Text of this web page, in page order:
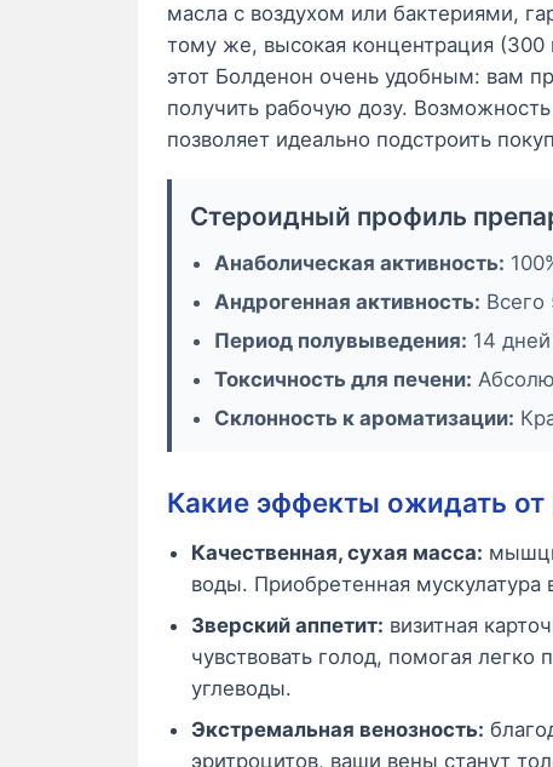
масла с воздухом или бактериями,
тому же, высокая концентрация
этот Болденон очень удобным: вам
получить рабочую дозу.
позволяет идеально подстроить
Стероидный профиль
Анаболическая активность:
Андрогенная активность: Всего
Период полувыведения: 14
Токсичность для печени:
Склонность к ароматизации:
Какие эффекты ожидать от
Качественная, сухая масса:
воды. Приобретенная мускулатура
Зверский аппетит: визитная
чувствовать голод, помогая
углеводы.
Экстремальная венозность:
эритроцитов, ваши вены станут